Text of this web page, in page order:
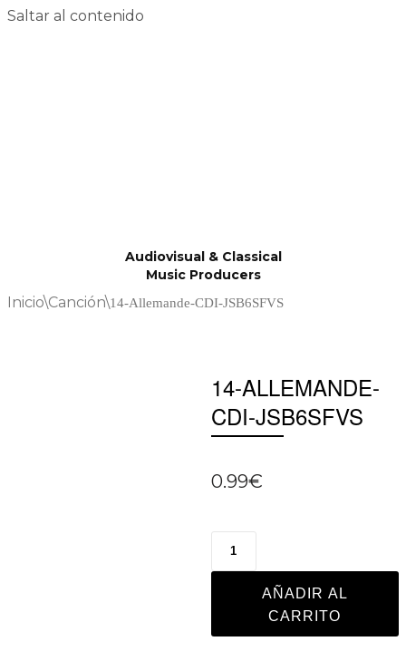
Saltar al contenido
Audiovisual & Classical
Music Producers
Inicio\Canción\14-Allemande-CDI-JSB6SFVS
14-ALLEMANDE-
CDI-JSB6SFVS
0.99€
AÑADIR AL
CARRITO